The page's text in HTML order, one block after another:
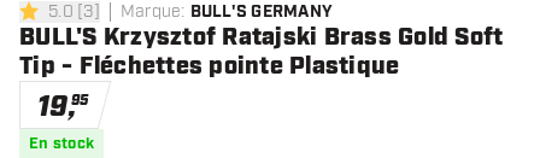
5 étoiles de notation
5.0 [3] Marque: BULL'S GERMANY
BULL'S Krzysztof Ratajski Brass Gold Soft
Tip - Fléchettes pointe Plastique
19,95
En stock